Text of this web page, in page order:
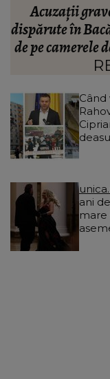
Johny
cumpărături! Ce
nu i-
ani
mare